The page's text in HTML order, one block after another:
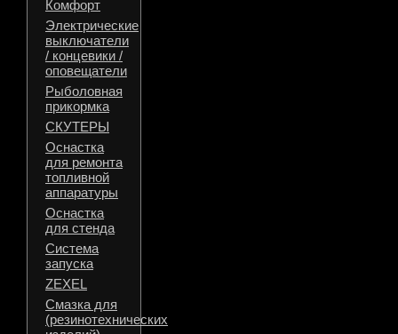
Комфорт
Электрические
выключатели
/ концевики /
оповещатели
Рыболовная
прикормка
СКУТЕРЫ
Оснастка
для ремонта
топливной
аппаратуры
Оснастка
для стенда
Система
запуска
ZEXEL
Смазка для
(резинотехнических